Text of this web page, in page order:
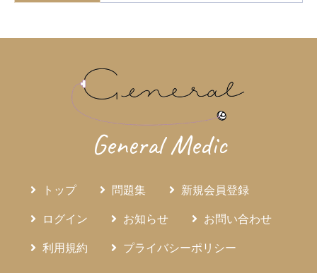
カリウムチャネル競合型胃酸抑制薬 カルチノイド
がん疼痛 がん薬物療法
ギランバレー症候群
クラミジア グラム染色
グラム陰性双球菌 クリプトスポリジウム症 グレリン
コレシストキニン コレステロール塞栓症
コレステロール結石 サルコイドーシス サルコペニア
ジクロロプロパン
General Medic
トップ 問題集 新規会員登録
ログイン お知らせ お問い合わせ
利用規約 プライバシーポリシー